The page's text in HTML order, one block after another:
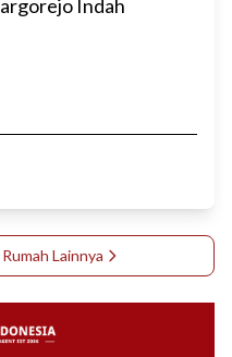
Indah
Rumah Lainnya